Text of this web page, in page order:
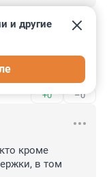
–0
+0 –0
и другие
кроме
в том